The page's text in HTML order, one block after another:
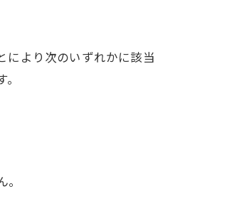
により次のいずれかに該当